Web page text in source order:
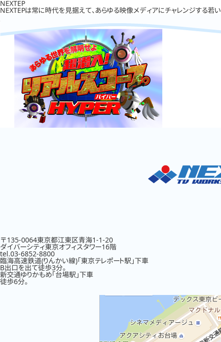
NEXTEP
NEXTEPは常に時代を見据えて、あらゆる映像メディアにチャレンジする若
〒135-0064東京都江東区青海1-1-20
ダイバーシティ東京オフィスタワー16階
tel.03-6852-8800
臨海高速鉄道(りんかい線)「東京テレポート駅」下車
B出口を出て徒歩3分。
新交通ゆりかもめ「台場駅」下車
徒歩6分。